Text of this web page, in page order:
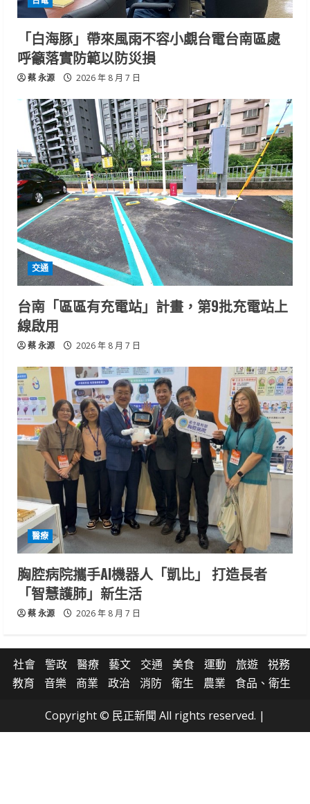
「白海豚」帶來風雨不容小覷台電台南區處
呼籲落實防範以防災損
蔡 永源 2026 年 8 月 7 日
交通
台南「區區有充電站」計畫，第9批充電站上
線啟用
蔡 永源 2026 年 8 月 7 日
醫療
胸腔病院攜手AI機器人「凱比」 打造長者
「智慧護肺」新生活
蔡 永源 2026 年 8 月 7 日
社會 警政 醫療 藝文 交通 美食 運動 旅遊
祱務
教育
音樂 商業 政治 消防 衛生 農業 食品、衛生
Copyright © 民正新聞 All rights reserved. |